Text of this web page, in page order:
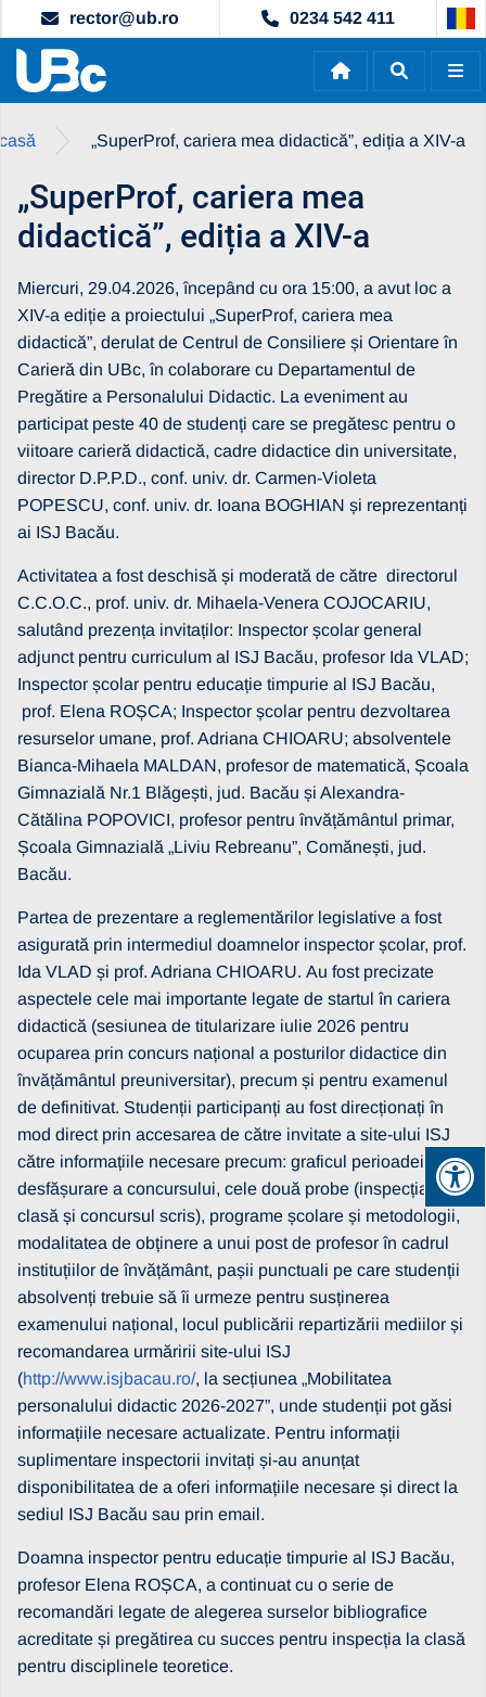
rector@ub.ro 0234 542 411
„SuperProf, cariera mea didactică”, ediția a XIV-a
„SuperProf, cariera mea
didactică”, ediția a XIV-a
Miercuri, 29.04.2026, începând cu ora 15:00, a avut loc a
XIV-a ediție a proiectului „SuperProf, cariera mea
didactică”, derulat de Centrul de Consiliere și Orientare în
Carieră din UBc, în colaborare cu Departamentul de
Pregătire a Personalului Didactic. La eveniment au
participat peste 40 de studenți care se pregătesc pentru o
viitoare carieră didactică, cadre didactice din universitate,
director D.P.P.D., conf. univ. dr. Carmen-Violeta
POPESCU, conf. univ. dr. Ioana BOGHIAN și reprezentanți
ai ISJ Bacău.
Activitatea a fost deschisă și moderată de către directorul
C.C.O.C., prof. univ. dr. Mihaela-Venera COJOCARIU,
salutând prezența invitaților: Inspector școlar general
adjunct pentru curriculum al ISJ Bacău, profesor Ida VLAD;
Inspector școlar pentru educație timpurie al ISJ Bacău,
prof. Elena ROȘCA; Inspector școlar pentru dezvoltarea
resurselor umane, prof. Adriana CHIOARU; absolventele
Bianca-Mihaela MALDAN, profesor de matematică, Școala
Gimnazială Nr.1 Blăgești, jud. Bacău și Alexandra-
Cătălina POPOVICI, profesor pentru învățământul primar,
Școala Gimnazială „Liviu Rebreanu”, Comănești, jud.
Bacău.
Partea de prezentare a reglementărilor legislative a fost
asigurată prin intermediul doamnelor inspector școlar, prof.
Ida VLAD și prof. Adriana CHIOARU. Au fost precizate
aspectele cele mai importante legate de startul în cariera
didactică (sesiunea de titularizare iulie 2026 pentru
ocuparea prin concurs național a posturilor didactice din
învățământul preuniversitar), precum și pentru examenul
de definitivat. Studenții participanți au fost direcționați în
mod direct prin accesarea de către invitate a site-ului ISJ
către informațiile necesare precum: graficul perioadei de
desfășurare a concursului, cele două probe (inspecția la
clasă și concursul scris), programe școlare și metodologii,
modalitatea de obținere a unui post de profesor în cadrul
instituțiilor de învățământ, pașii punctuali pe care studenții
absolvenți trebuie să îi urmeze pentru susținerea
examenului național, locul publicării repartizării mediilor și
recomandarea urmăririi site-ului ISJ
(http://www.isjbacau.ro/, la secțiunea „Mobilitatea
personalului didactic 2026-2027”, unde studenții pot găsi
informațiile necesare actualizate. Pentru informații
suplimentare inspectorii invitați și-au anunțat
disponibilitatea de a oferi informațiile necesare și direct la
sediul ISJ Bacău sau prin email.
Doamna inspector pentru educație timpurie al ISJ Bacău,
profesor Elena ROȘCA, a continuat cu o serie de
recomandări legate de alegerea surselor bibliografice
acreditate și pregătirea cu succes pentru inspecția la clasă
pentru disciplinele teoretice.